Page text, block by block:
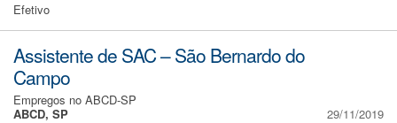
Efetivo
Assistente de SAC – São Bernardo do
Campo
Empregos no ABCD-SP
ABCD, SP
29/11/2019